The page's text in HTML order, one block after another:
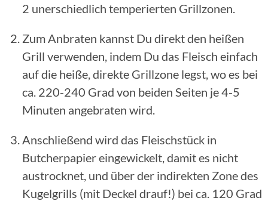
2 unerschiedlich temperierten Grillzonen.
Zum Anbraten kannst Du direkt den heißen
Grill verwenden, indem Du das Fleisch einfach
auf die heiße, direkte Grillzone legst, wo es bei
ca. 220-240 Grad von beiden Seiten je 4-5
Minuten angebraten wird.
Anschließend wird das Fleischstück in
Butcherpapier eingewickelt, damit es nicht
austrocknet, und über der indirekten Zone des
Kugelgrills (mit Deckel drauf!) bei ca. 120 Grad